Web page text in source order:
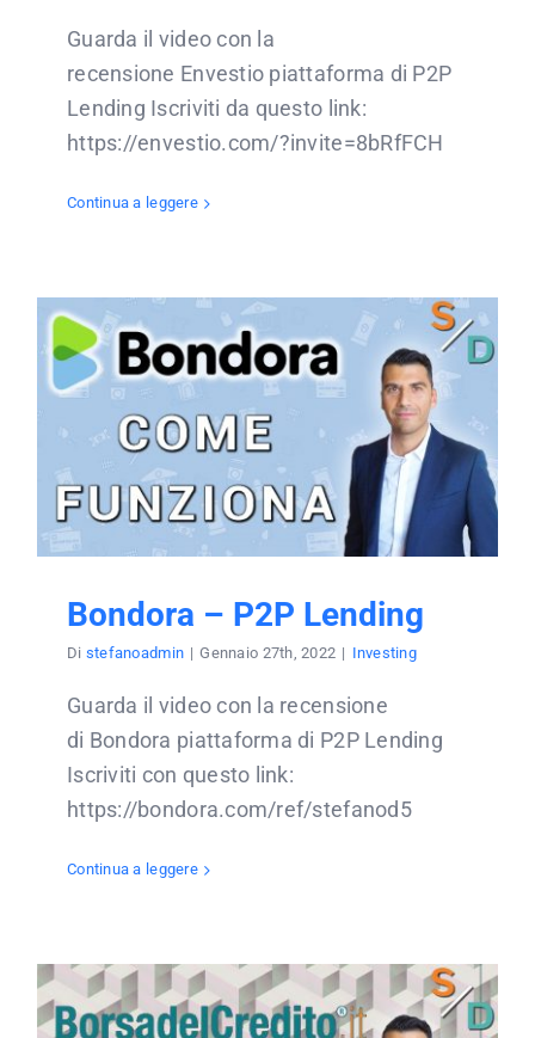
Guarda il video con la
recensione Envestio piattaforma di P2P
Lending Iscriviti da questo link:
https://envestio.com/?invite=8bRfFCH
Continua a leggere
Bondora – P2P Lending
Di stefanoadmin | Gennaio 27th, 2022 | Investing
Guarda il video con la recensione
di Bondora piattaforma di P2P Lending
Iscriviti con questo link:
https://bondora.com/ref/stefanod5
Continua a leggere